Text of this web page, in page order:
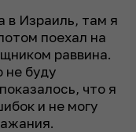
в Израиль, там я
поехал на
раввина.
не буду
что я
и не могу